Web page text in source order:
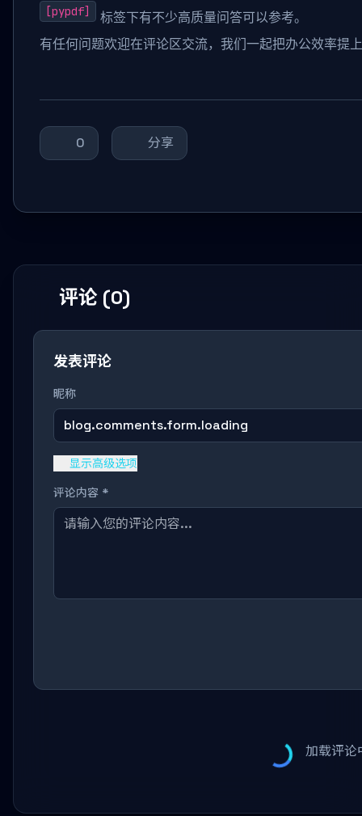
[pypdf]
标签下有不少高质量问答可以参考。
有任何问题欢迎在评论区交流，我们一起把办公效率提
0 分享
评论 (0)
发表评论
昵称
blog.comments.form.loading
显示高级选项
评论内容 *
加载评论